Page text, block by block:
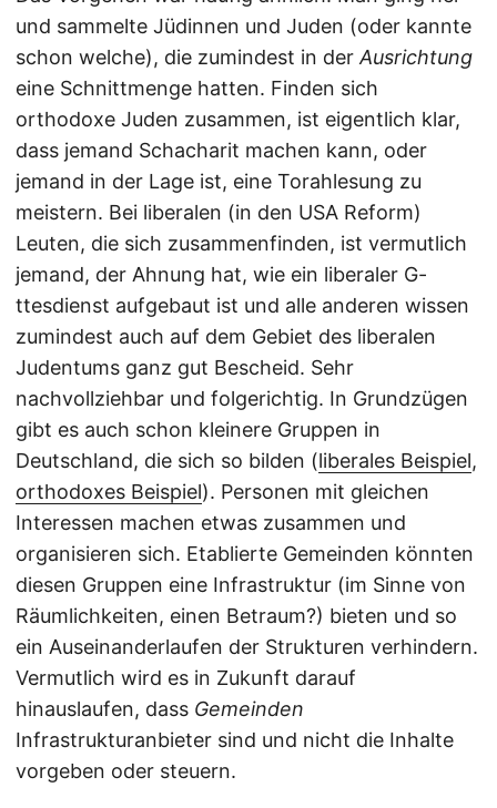
und sammelte Jüdinnen und Juden (oder kannte
schon welche), die zumindest in der Ausrichtung
eine Schnittmenge hatten. Finden sich
orthodoxe Juden zusammen, ist eigentlich klar,
dass jemand Schacharit machen kann, oder
jemand in der Lage ist, eine Torahlesung zu
meistern. Bei liberalen (in den USA Reform)
Leuten, die sich zusammenfinden, ist vermutlich
jemand, der Ahnung hat, wie ein liberaler G-
ttesdienst aufgebaut ist und alle anderen wissen
zumindest auch auf dem Gebiet des liberalen
Judentums ganz gut Bescheid. Sehr
nachvollziehbar und folgerichtig. In Grundzügen
gibt es auch schon kleinere Gruppen in
Deutschland, die sich so bilden (liberales Beispiel,
orthodoxes Beispiel). Personen mit gleichen
Interessen machen etwas zusammen und
organisieren sich. Etablierte Gemeinden könnten
diesen Gruppen eine Infrastruktur (im Sinne von
Räumlichkeiten, einen Betraum?) bieten und so
ein Auseinanderlaufen der Strukturen verhindern.
Vermutlich wird es in Zukunft darauf
hinauslaufen, dass Gemeinden
Infrastrukturanbieter sind und nicht die Inhalte
vorgeben oder steuern.